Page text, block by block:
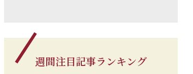
週間注目記事ランキング